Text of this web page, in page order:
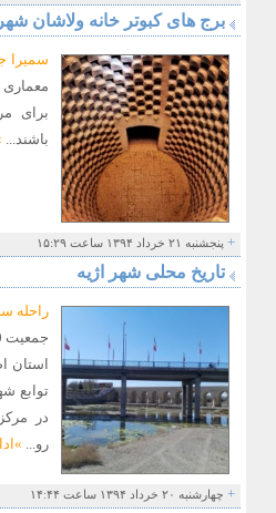
برج های کبوتر خانه ولاشان
سمیرا
معماری
برای
باشند...
+ پنجشنبه ۲۱ خرداد ۱۳۹۴ ساعت ۱۵:۲۹
تاریخ محلی شهر اژیه
راحله
استان
در
رو...
+ چهارشنبه ۲۰ خرداد ۱۳۹۴ ساعت ۱۴:۴۴